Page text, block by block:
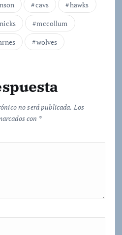
cavs
hawks
mccollum
wolves
no será publicada. Los
con *